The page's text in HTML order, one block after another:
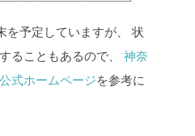
予定していますが、
状
ることもあるので、
神奈
式ホームページを参考に